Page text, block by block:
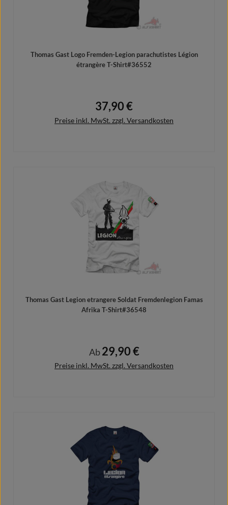
Thomas Gast Logo Fremden-Legion parachutistes Légion
étrangère T-Shirt#36552
Regulärer Preis:
37,90 €
Preise inkl. MwSt. zzgl. Versandkosten
Details
Thomas Gast Legion etrangere Soldat Fremdenlegion Famas
Afrika T-Shirt#36548
Regulärer Preis:
Ab29,90 €
Preise inkl. MwSt. zzgl. Versandkosten
Details